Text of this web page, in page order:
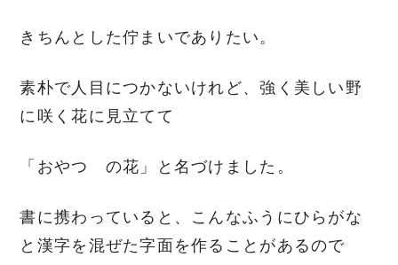
きちんとした佇まいでありたい。
素朴で人目につかないけれど、強く美しい野
に咲く花に見立てて
「おやつ の花」と名づけました。
書に携わっていると、こんなふうにひらがな
と漢字を混ぜた字面を作ることがあるので